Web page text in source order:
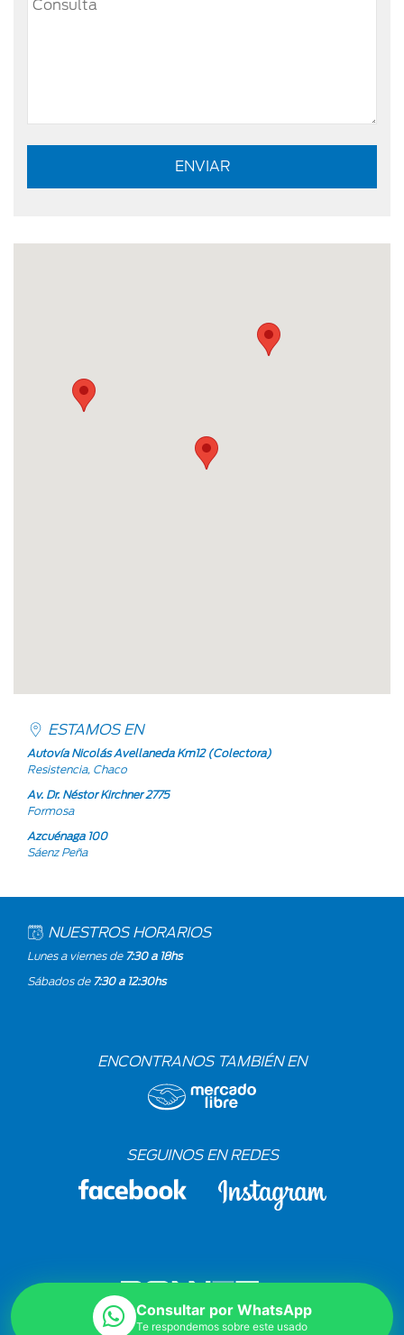
Consultar por WhatsApp
Te respondemos sobre este usado
ESTAMOS EN
Autovía Nicolás Avellaneda Km12 (Colectora)
Resistencia, Chaco
Av. Dr. Néstor Kirchner 2775
Formosa
Azcuénaga 100
Sáenz Peña
NUESTROS HORARIOS
Lunes a viernes de 7:30 a 18hs
Sábados de 7:30 a 12:30hs
ENCONTRANOS TAMBIÉN EN
SEGUINOS EN REDES